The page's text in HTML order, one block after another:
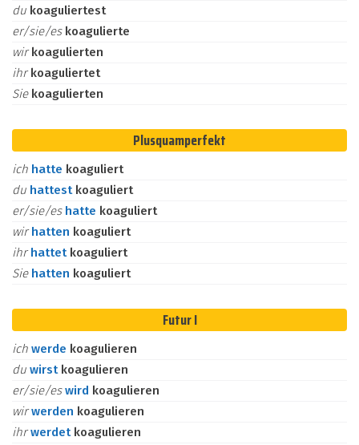
du koaguliertest
er/sie/es koagulierte
wirkoagulierten
ihrkoaguliertet
Sie koagulierten
Plusquamperfekt
ich hatte koaguliert
du hattest koaguliert
er/sie/es hatte koaguliert
wirhatten koaguliert
ihrhattet koaguliert
Sie hatten koaguliert
Futur I
ich werde koagulieren
du wirst koagulieren
er/sie/eswird koagulieren
wirwerden koagulieren
ihrwerdet koagulieren